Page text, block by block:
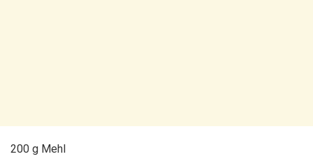
200 g Mehl